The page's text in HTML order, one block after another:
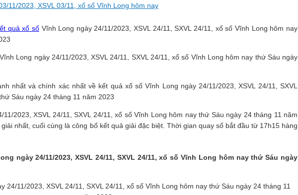
11/2023, XSVL 03/11, xổ số Vĩnh Long hôm nay
quả xổ sốVĩnh Long ngày 24/11/2023, XSVL 24/11, SXVL 24/11, xổ số Vĩnh Long hôm nay
Long ngày 24/11/2023, XSVL 24/11, SXVL 24/11, xổ số Vĩnh Long hôm nay thứ Sáu ngày
nhất và chính xác nhất về kết quả xổ số Vĩnh Long ngày 24/11/2023, XSVL 24/11, SXVL
Sáu ngày 24 tháng 11 năm 2023
2023, XSVL 24/11, SXVL 24/11, xổ số Vĩnh Long hôm nay thứ Sáu ngày 24 tháng 11 năm
nhất, cuối cùng là công bố kết quả giải đặc biệt. Thời gian quay số bắt đầu từ 17h15 hàng
ngày 24/11/2023, XSVL 24/11, SXVL 24/11, xổ số Vĩnh Long hôm nay thứ Sáu ngày